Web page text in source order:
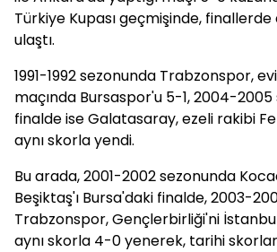
Türkiye Kupası geçmişinde,
ulaştı.
1991-1992 sezonunda Trabzonspor,
maçında Bursaspor'u 5-1, 2004-
finalde ise Galatasaray, ezeli rakibi
aynı skorla yendi.
Bu arada, 2001-2002 sezonunda
Beşiktaş'ı Bursa'daki finalde, 2003-
Trabzonspor, Gençlerbirliği'ni
aynı skorla 4-0 yenerek, tarihi